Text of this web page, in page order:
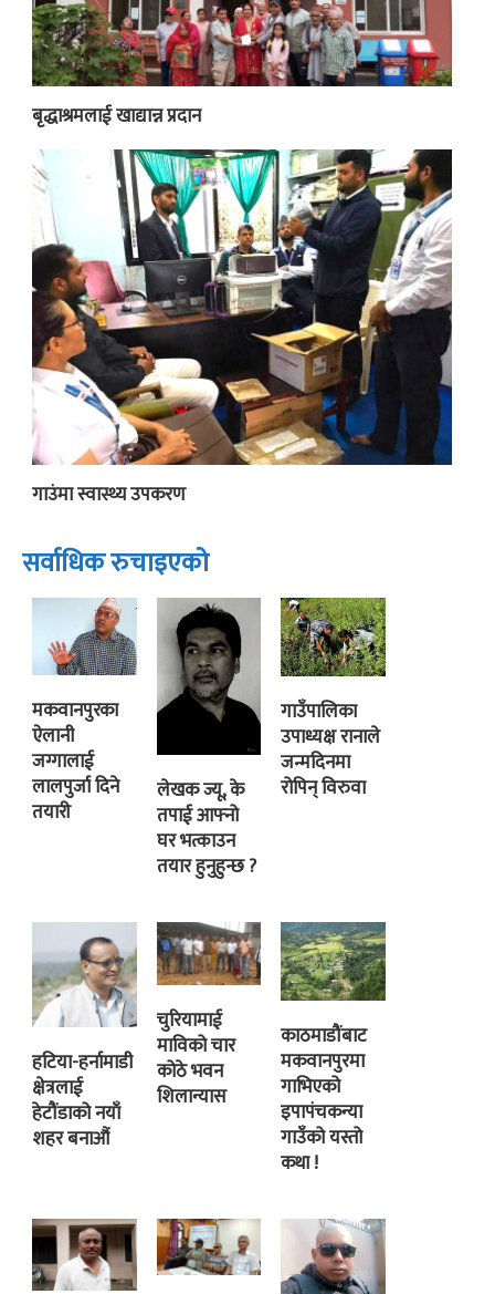
बृद्धाश्रमलाई खाद्यान्न प्रदान
गाउंमा स्वास्थ्य उपकरण
सर्वाधिक रुचाइएको
मकवानपुरका
ऐलानी
जग्गालाई
लालपुर्जा दिने
तयारी
लेखक ज्यू, के
तपाई आफ्नो
घर भत्काउन
तयार हुनुहुन्छ ?
गाउँपालिका
उपाध्यक्ष रानाले
जन्मदिनमा
रोपिन् विरुवा
हटिया-हर्नामाडी
क्षेत्रलाई
हेटौंडाको नयाँ
शहर बनाऔं
चुरियामाई
माविको चार
कोठे भवन
शिलान्यास
काठमाडौंबाट
मकवानपुरमा
गाभिएको
इपापंचकन्या
गाउँको यस्तो
कथा !